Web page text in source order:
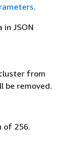
.
JSON
from
be removed.
of 256.